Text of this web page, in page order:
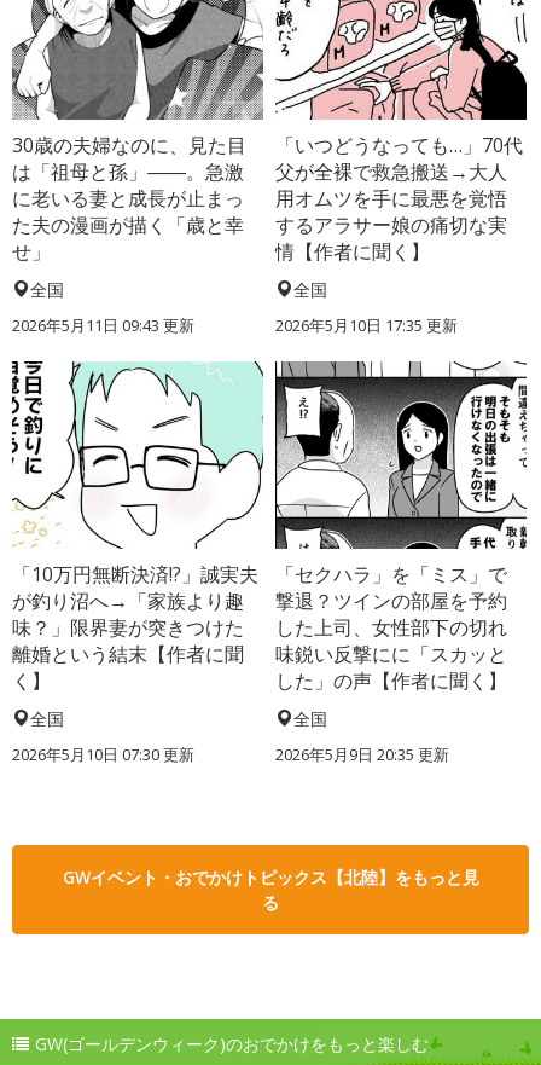
30歳の夫婦なのに、見た目
は「祖母と孫」――。急激
に老いる妻と成長が止まっ
た夫の漫画が描く「歳と幸
せ」
全国
2026年5月11日 09:43 更新
「いつどうなっても…」70代
父が全裸で救急搬送→大人
用オムツを手に最悪を覚悟
するアラサー娘の痛切な実
情【作者に聞く】
全国
2026年5月10日 17:35 更新
「10万円無断決済!?」誠実夫
が釣り沼へ→「家族より趣
味？」限界妻が突きつけた
離婚という結末【作者に聞
く】
全国
2026年5月10日 07:30 更新
「セクハラ」を「ミス」で
撃退？ツインの部屋を予約
した上司、女性部下の切れ
味鋭い反撃にに「スカッと
した」の声【作者に聞く】
全国
2026年5月9日 20:35 更新
GWイベント・おでかけトピックス【北陸】をもっと見
る
GW(ゴールデンウィーク)のおでかけをもっと楽しむ